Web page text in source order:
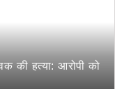
की हत्या: आरोपी को